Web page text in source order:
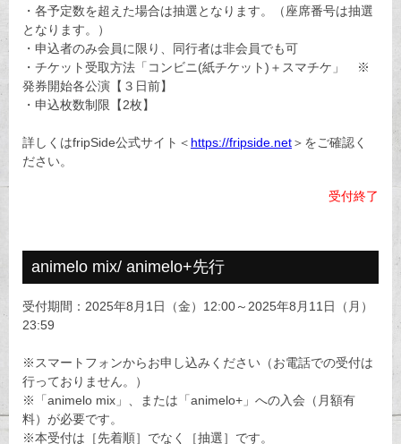
・各予定数を超えた場合は抽選となります。（座席番号は抽選
となります。）
・申込者のみ会員に限り、同行者は非会員でも可
・チケット受取方法「コンビニ(紙チケット)＋スマチケ」 ※
発券開始各公演【３日前】
・申込枚数制限【2枚】
詳しくはfripSide公式サイト＜ https://fripside.net＞をご確認く
ださい。
受付終了
animelo mix/ animelo+先行
受付期間：2025年8月1日（金）12:00～2025年8月11日（月）
23:59
※スマートフォンからお申し込みください（お電話での受付は
行っておりません。）
※「animelo mix」、または「animelo+」への入会（月額有
料）が必要です。
※本受付は［先着順］でなく［抽選］です。